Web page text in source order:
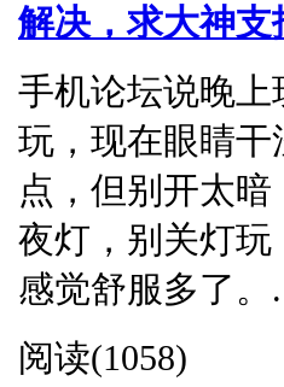
解决，求大神支
手机论坛说晚
玩，现在眼睛
点，但别开太
夜灯，别关灯
感觉舒服多了。​
阅读(1058)